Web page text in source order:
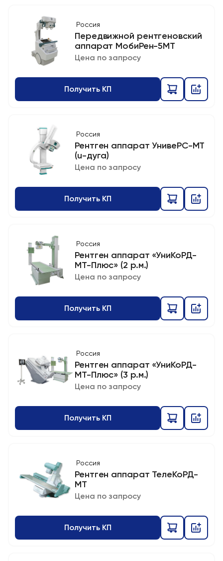
Россия
Передвижной рентгеновский
аппарат МобиРен-5МТ
Цена по запросу
Получить КП
Россия
Рентген аппарат УнивеРС-МТ
(u-дуга)
Цена по запросу
Получить КП
Россия
Рентген аппарат «УниКоРД-
МТ-Плюс» (2 р.м.)
Цена по запросу
Получить КП
Россия
Рентген аппарат «УниКоРД-
МТ-Плюс» (3 р.м.)
Цена по запросу
Получить КП
Россия
Рентген аппарат ТелеКоРД-
МТ
Цена по запросу
Получить КП